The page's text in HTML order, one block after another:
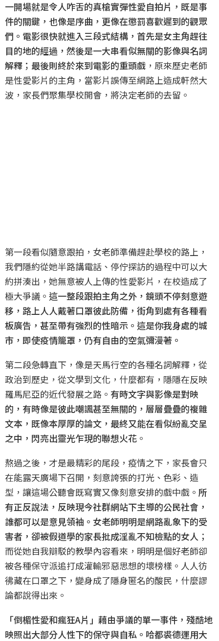
一開場就是令人咋舌的真槍實彈性愛自拍片，既是事
件的關鍵，也像是序曲，更像在懲罰喜歡遲到的觀眾
們。電影很快就進入三段式結構，首先是女主角趕往
目的地的經過，然後是一大串看似無關的影像與名詞
解釋；最後則終於來到電影的重頭戲 ，原來歷史老師
是性愛影片的主角，當影片誤傳至網路上造成軒然大
波，家長們聚集學校開會，將決定老師的去留。
第一段看似隨意跟拍，女老師準備趕赴學校的路上，
我們隱約從她半路講電話、停佇探訪的過程中可以大
約拼湊出，她無意被人上傳的性愛影片，在校造成了
極大爭議。 這一整段跟拍主角之外，鏡頭不停刻意遊
移，路上人人戴著口罩彼此防備，街角到處有各種看
板廣告，甚至帶有強烈的性暗示。這是你我身處的城
市，即使疫情籠罩，仍有自由的空氣彌漫著。
第二段急轉直下，像是天馬行空的各種名詞解釋，從
政治到歷史，從文學到文化，什麼都有，隱隱在反映
羅馬尼亞的近代發展之路。 有時文字與影像是對映
的，有時像是彼此嘲諷甚至無關的，層層疊疊的複雜
文本，既像本厚厚的論文，最終又能在看似紛亂交呈
之中，閃亮出靈光乍現的聯想火花 。
熬過之後，才是最精彩的尾段，疫情之下，家長會只
在能露天廣場下召開，刻意誇張的打光、色彩、造
型，讓這場公聽會既寫實又像刻意安排的戲中戲。 所
有正反說法，反映現今社群網站下主導的公民社會，
誰都可以是意見領袖。女老師明明是網路亂象下的受
害者，卻被假道學的家長批成淫亂不知檢點的女人 ；
而從她自我辯駁的教學內容看來，明明是個好老師卻
被各種保守派追打成灌輸邪惡思想的壞榜樣。人人彷
彿藏在口罩之下，變身成了隱身匿名的酸民，什麼謬
論都說得出來。
「倒楣性愛和瘋狂A片」藉由爭議的單一事件，殘酷地
映照出大部分人性下的保守與自私。哈都裘德運用大